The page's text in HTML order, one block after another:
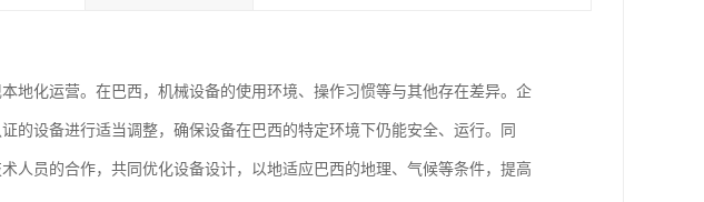
地化运营。在巴西，机械设备的使用环境、操作习惯等与其他存在差异。企
的设备进行适当调整，确保设备在巴西的特定环境下仍能安全、运行。同
人员的合作，共同优化设备设计，以地适应巴西的地理、气候等条件，提高